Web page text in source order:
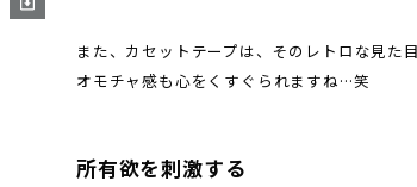
また、カセットテープは、そのレトロな見た
オモチャ感も心をくすぐられますね…笑
所有欲を刺激する